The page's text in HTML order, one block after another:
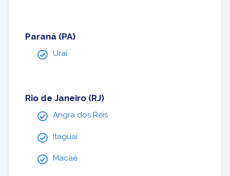
Paraná (PA)
Uraí
Rio de Janeiro (RJ)
Angra dos Reis
Itaguaí
Macaé